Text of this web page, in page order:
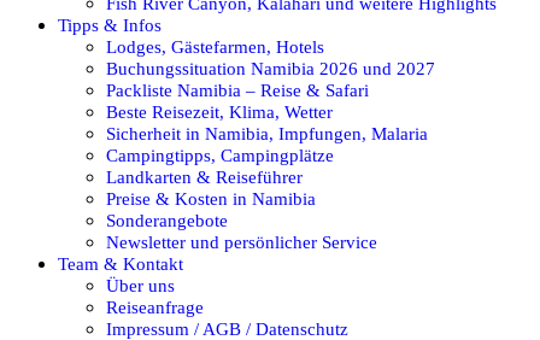
Tipps & Infos
Lodges, Gästefarmen, Hotels
Buchungssituation Namibia 2026 und 2027
Packliste Namibia – Reise & Safari
Beste Reisezeit, Klima, Wetter
Sicherheit in Namibia, Impfungen, Malaria
Campingtipps, Campingplätze
Landkarten & Reiseführer
Preise & Kosten in Namibia
Sonderangebote
Newsletter und persönlicher Service
Team & Kontakt
Über uns
Reiseanfrage
Impressum / AGB / Datenschutz